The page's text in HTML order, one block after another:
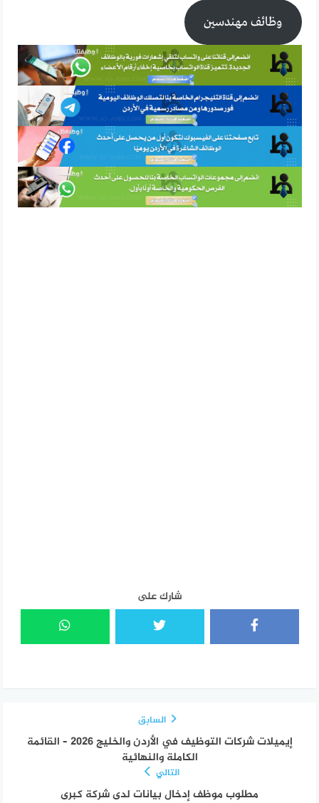
وظائف مهندسين
شارك على
السابق
إيميلات شركات التوظيف في الأردن والخليج 2026 – القائمة
الكاملة والنهائية
التالي
مطلوب موظف إدخال بيانات لدى شركة كبرى